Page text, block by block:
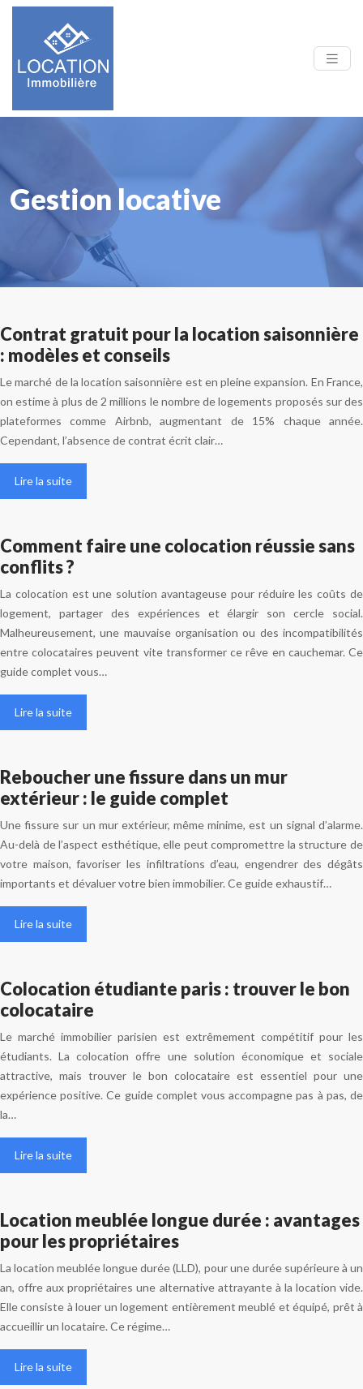
Gestion locative
Contrat gratuit pour la location saisonnière
: modèles et conseils
Le marché de la location saisonnière est en pleine expansion. En France,
on estime à plus de 2 millions le nombre de logements proposés sur des
plateformes comme Airbnb, augmentant de 15% chaque année.
Cependant, l’absence de contrat écrit clair…
Lire la suite
Comment faire une colocation réussie sans
conflits ?
La colocation est une solution avantageuse pour réduire les coûts de
logement, partager des expériences et élargir son cercle social.
Malheureusement, une mauvaise organisation ou des incompatibilités
entre colocataires peuvent vite transformer ce rêve en cauchemar. Ce
guide complet vous…
Lire la suite
Reboucher une fissure dans un mur
extérieur : le guide complet
Une fissure sur un mur extérieur, même minime, est un signal d’alarme.
Au-delà de l’aspect esthétique, elle peut compromettre la structure de
votre maison, favoriser les infiltrations d’eau, engendrer des dégâts
importants et dévaluer votre bien immobilier. Ce guide exhaustif…
Lire la suite
Colocation étudiante paris : trouver le bon
colocataire
Le marché immobilier parisien est extrêmement compétitif pour les
étudiants. La colocation offre une solution économique et sociale
attractive, mais trouver le bon colocataire est essentiel pour une
expérience positive. Ce guide complet vous accompagne pas à pas, de
la…
Lire la suite
Location meublée longue durée : avantages
pour les propriétaires
La location meublée longue durée (LLD), pour une durée supérieure à un
an, offre aux propriétaires une alternative attrayante à la location vide.
Elle consiste à louer un logement entièrement meublé et équipé, prêt à
accueillir un locataire. Ce régime…
Lire la suite